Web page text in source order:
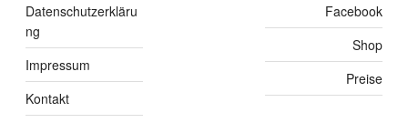
Datenschutzerkläru
ng
Impressum
Kontakt
Facebook
Shop
Preise